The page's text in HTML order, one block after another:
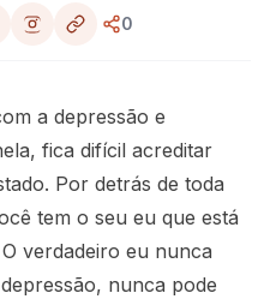
0
a depressão e
fica difícil acreditar
Por detrás de toda
tem o seu eu que está
verdadeiro eu nunca
nunca pode